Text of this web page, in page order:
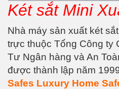
Két sắt Mini
Nhà máy sản xuất két
trực thuộc Tổng Công ty
Tư Ngân hàng và An
được thành lập năm
Safes Luxury Home